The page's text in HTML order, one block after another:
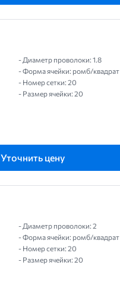
- Диаметр проволоки: 1.8
- Форма ячейки: ромб/квадрат
- Номер сетки: 20
- Размер ячейки: 20
Уточнить цену
- Диаметр проволоки: 2
- Форма ячейки: ромб/квадрат
- Номер сетки: 20
- Размер ячейки: 20